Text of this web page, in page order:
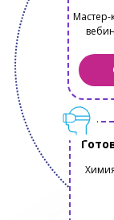
Мастер-